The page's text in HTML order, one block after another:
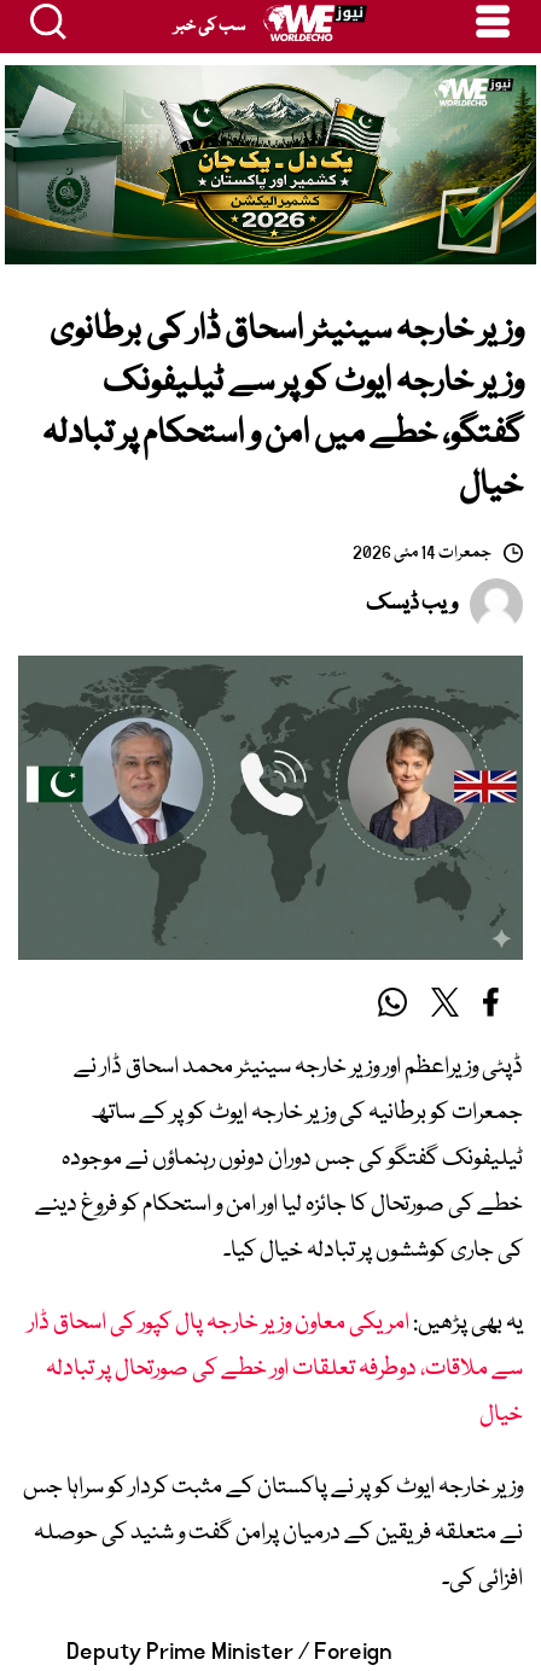
سب کی خبر
وزیر خارجہ سینیٹر اسحاق ڈار کی برطانوی
وزیر خارجہ ایوٹ کوپر سے ٹیلیفونک
گفتگو، خطے میں امن و استحکام پر تبادلہ
خیال
جمعرات 14 مئی 2026
ویب ڈیسک
ڈپٹی وزیراعظم اور وزیر خارجہ سینیٹر محمد اسحاق ڈار نے
جمعرات کو برطانیہ کی وزیر خارجہ ایوٹ کوپر کے ساتھ
ٹیلیفونک گفتگو کی جس دوران دونوں رہنماؤں نے موجودہ
خطے کی صورتحال کا جائزہ لیا اور امن و استحکام کو فروغ دینے
کی جاری کوششوں پر تبادلہ خیال کیا۔
یہ بھی پڑھیں:امریکی معاون وزیر خارجہ پال کپور کی اسحاق ڈار
سے ملاقات، دوطرفہ تعلقات اور خطے کی صورتحال پر تبادلہ
خیال
وزیر خارجہ ایوٹ کوپر نے پاکستان کے مثبت کردار کو سراہا جس
نے متعلقہ فریقین کے درمیان پرامن گفت و شنید کی حوصلہ
افزائی کی۔
Deputy Prime Minister / Foreign